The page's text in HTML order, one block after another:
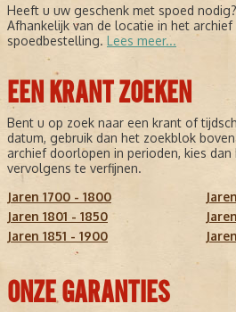
Heeft u uw geschenk met spoed nodig?
Afhankelijk van de locatie in het
spoedbestelling. Lees meer...
EEN KRANT ZOEKEN
Bent u op zoek naar een krant of
datum, gebruik dan het zoekblok
archief doorlopen in perioden, kies
vervolgens te verfijnen.
Jaren 1700 - 1800
Jaren 1801 - 1850
Jaren 1851 - 1900
ONZE GARANTIES